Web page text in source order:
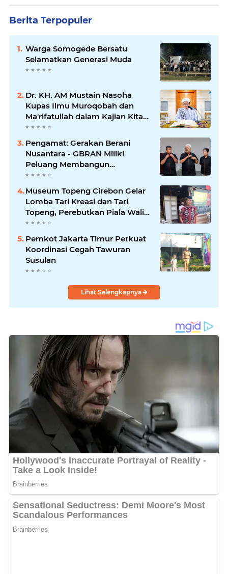
Berita Terpopuler
Warga Somogede Bersatu
Selamatkan Generasi Muda
Dr. KH. AM Mustain Nasoha
Kupas Ilmu Muroqobah dan
Ma'rifatullah dalam Kajian Kitab
Ihya' Ulumuddin
Pengamat: Gerakan Berani
Nusantara - GBRAN Miliki
Peluang Membangun
Identitasnya Sendiri
Museum Topeng Cirebon Gelar
Lomba Tari Kreasi dan Tari
Topeng, Perebutkan Piala Wali
Kota
Pemkot Jakarta Timur Perkuat
Koordinasi Cegah Tawuran
Susulan
Lihat Selengkapnya